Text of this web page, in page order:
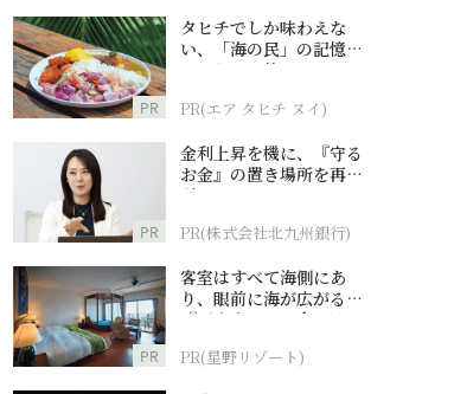
PR
タヒチでしか味わえな
い、「海の民」の記憶へ
とつながる旅
PR(エア タヒチ ヌイ)
PR
金利上昇を機に、『守る
お金』の置き場所を再検
討
PR(株式会社北九州銀行)
PR
客室はすべて海側にあ
り、眼前に海が広がる
『西表島ホテル by 星野
PR(星野リゾート)